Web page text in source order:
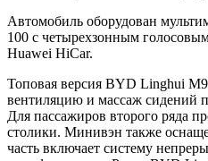
Автомобиль оборудован
100 с четырехзонным
Huawei HiCar.
Топовая версия BYD Linghui M9
вентиляцию и массаж сидений
Для пассажиров второго ряда
столики. Минивэн также
часть включает систему